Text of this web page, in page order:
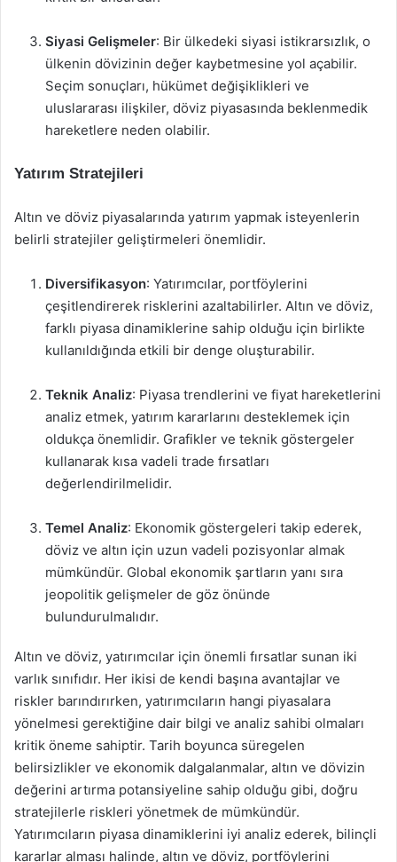
Siyasi Gelişmeler: Bir ülkedeki siyasi istikrarsızlık, o
ülkenin dövizinin değer kaybetmesine yol açabilir.
Seçim sonuçları, hükümet değişiklikleri ve
uluslararası ilişkiler, döviz piyasasında beklenmedik
hareketlere neden olabilir.
Yatırım Stratejileri
Altın ve döviz piyasalarında yatırım yapmak isteyenlerin
belirli stratejiler geliştirmeleri önemlidir.
Diversifikasyon: Yatırımcılar, portföylerini
çeşitlendirerek risklerini azaltabilirler. Altın ve döviz,
farklı piyasa dinamiklerine sahip olduğu için birlikte
kullanıldığında etkili bir denge oluşturabilir.
Teknik Analiz: Piyasa trendlerini ve fiyat hareketlerini
analiz etmek, yatırım kararlarını desteklemek için
oldukça önemlidir. Grafikler ve teknik göstergeler
kullanarak kısa vadeli trade fırsatları
değerlendirilmelidir.
Temel Analiz: Ekonomik göstergeleri takip ederek,
döviz ve altın için uzun vadeli pozisyonlar almak
mümkündür. Global ekonomik şartların yanı sıra
jeopolitik gelişmeler de göz önünde
bulundurulmalıdır.
Altın ve döviz, yatırımcılar için önemli fırsatlar sunan iki
varlık sınıfıdır. Her ikisi de kendi başına avantajlar ve
riskler barındırırken, yatırımcıların hangi piyasalara
yönelmesi gerektiğine dair bilgi ve analiz sahibi olmaları
kritik öneme sahiptir. Tarih boyunca süregelen
belirsizlikler ve ekonomik dalgalanmalar, altın ve dövizin
değerini artırma potansiyeline sahip olduğu gibi, doğru
stratejilerle riskleri yönetmek de mümkündür.
Yatırımcıların piyasa dinamiklerini iyi analiz ederek, bilinçli
kararlar alması halinde, altın ve döviz, portföylerini